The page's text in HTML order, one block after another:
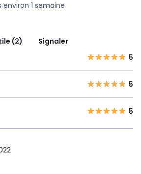
1 semaine
(2)
Signaler
5
5
5